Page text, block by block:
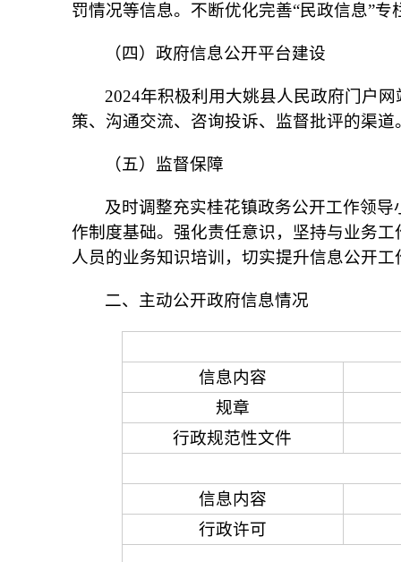
罚情况等信息。不断优化完善“民政信息”
（四）政府信息公开平台建设
2024年积极利用大姚县人民政府门户
策、沟通交流、咨询投诉、监督批评的渠道
（五）监督保障
及时调整充实桂花镇政务公开工作领
作制度基础。强化责任意识，坚持与业务
人员的业务知识培训，切实提升信息公开工
二、主动公开政府信息情况
信息内容
规章
行政规范性文件
信息内容
行政许可